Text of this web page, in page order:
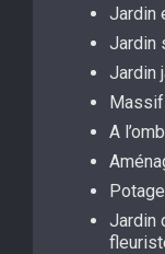
Jardin
Jardin
Jardin
A
Jardin